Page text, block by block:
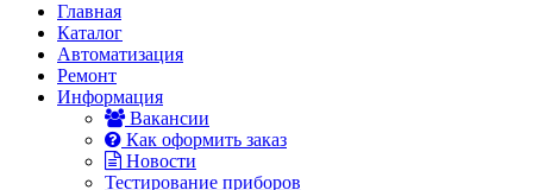
Главная
Каталог
Автоматизация
Ремонт
Информация
Вакансии
Как оформить заказ
Новости
Тестирование приборов